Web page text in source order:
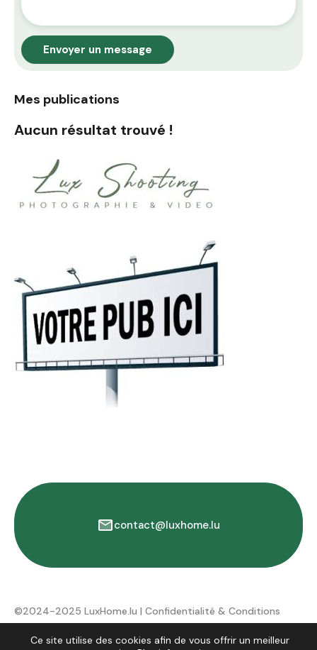
Envoyer un message
Mes publications
Aucun résultat trouvé !
contact@luxhome.lu
©2024-2025 LuxHome.lu | Confidentialité & Conditions
d'utilisation
Ce site utilise des cookies afin de vous offrir un meilleur